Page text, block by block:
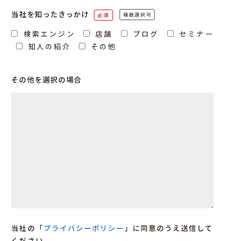
当社を知ったきっかけ
検索エンジン 店舗 ブログ
セミナー
知人の紹介
その他
その他を選択の場合
当社の「プライバシーポリシー 」に同意のうえ送信して